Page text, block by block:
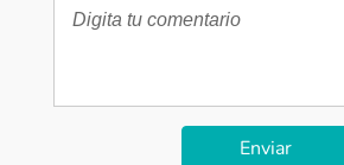
Enviar